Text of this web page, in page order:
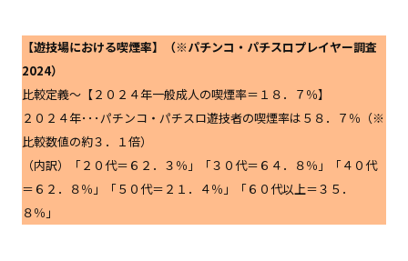
【遊技場における喫煙率】（※パチンコ・パチスロプレイヤー調査
2024）
比較定義～【２０２４年一般成人の喫煙率＝１８．７％】
２０２４年･･･パチンコ・パチスロ遊技者の喫煙率は５８．７％（※
比較数値の約３．１倍）
（内訳）「２０代＝６２．３％」「３０代＝６４．８％」「４０代
＝６２．８％」「５０代＝２１．４％」「６０代以上＝３５．
８％」